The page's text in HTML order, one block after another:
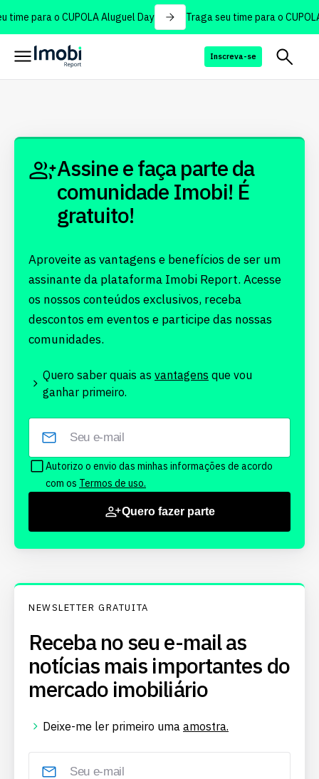
time para o CUPOLA Aluguel Day Traga seu time para o
Inscreva-se
Assine e faça parte da
comunidade Imobi! É
gratuito!
Aproveite as vantagens e benefícios de ser um
assinante da plataforma Imobi Report. Acesse
os nossos conteúdos exclusivos, receba
descontos em eventos e participe das nossas
comunidades.
Quero saber quais as vantagens que vou
ganhar primeiro.
Autorizo o envio das minhas informações de acordo
com os Termos de uso.
Quero fazer parte
NEWSLETTER GRATUITA
Receba no seu e-mail as
notícias mais importantes do
mercado imobiliário
Deixe-me ler primeiro uma amostra.